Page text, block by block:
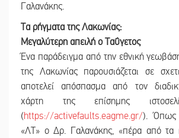
Γαλανάκης.
Τα ρήγματα της Λακωνίας:
Μεγαλύτερη απειλή ο Ταΰγετος
Ένα παράδειγμα από την εθνική
της Λακωνίας παρουσιάζεται σε
αποτελεί απόσπασμα από τον
χάρτη της επίσημης
(https://activefaults.eagme.gr/). Όπως
«ΛΤ» ο Δρ. Γαλανάκης, «πέρα από τα